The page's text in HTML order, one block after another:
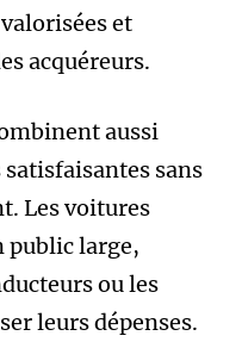
et
acquéreurs.
aussi
sans
Les voitures
public large,
ou les
leurs dépenses.